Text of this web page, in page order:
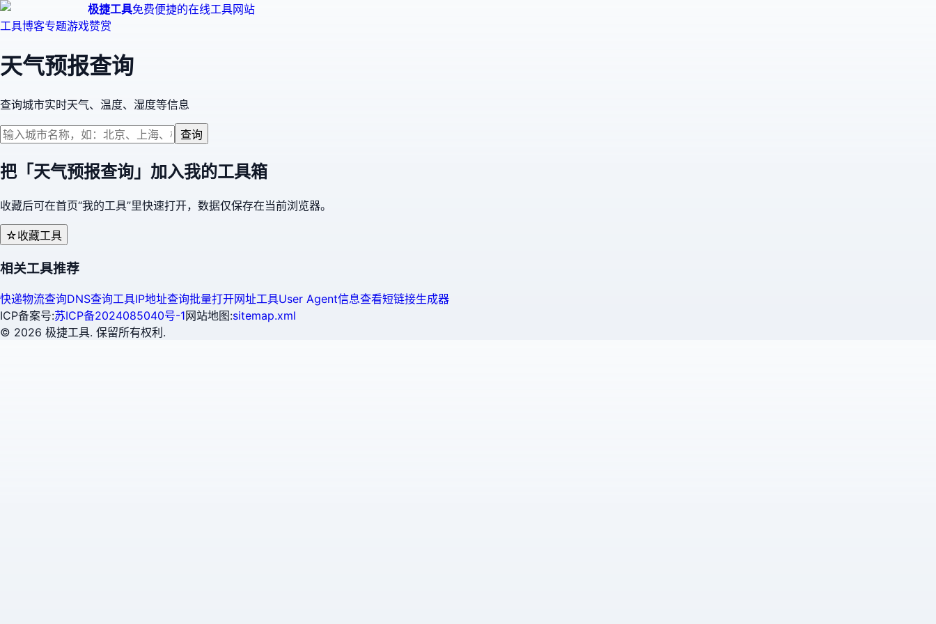
极捷工具免费便捷的在线工具网站
工具博客专题游戏赞赏
天气预报查询
查询城市实时天气、温度、湿度等信息
查询
把「 天气预报查询 」加入我的工具箱
收藏后可在首页“我的工具”里快速打开，数据仅保存在当前浏览器。
☆收藏工具
相关工具推荐
快递物流查询DNS查询工具IP地址查询批量打开网址工具User Agent信息查看短链接生成器
ICP备案号:苏ICP备2024085040号-1网站地图:sitemap.xml
© 2026 极捷工具. 保留所有权利.